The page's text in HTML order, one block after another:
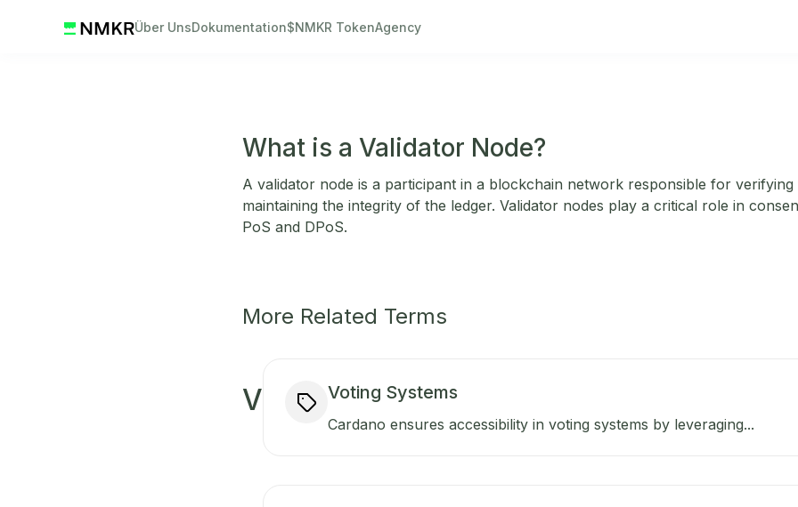
Über UnsDokumentation$NMKR TokenAgency
What is a Validator Node?
A validator node is a participant in a blockchain network responsible for verifying
maintaining the integrity of the ledger. Validator nodes play a critical role in
PoS and DPoS.
More Related Terms
V Voting Systems
Cardano ensures accessibility in voting systems by leveraging...